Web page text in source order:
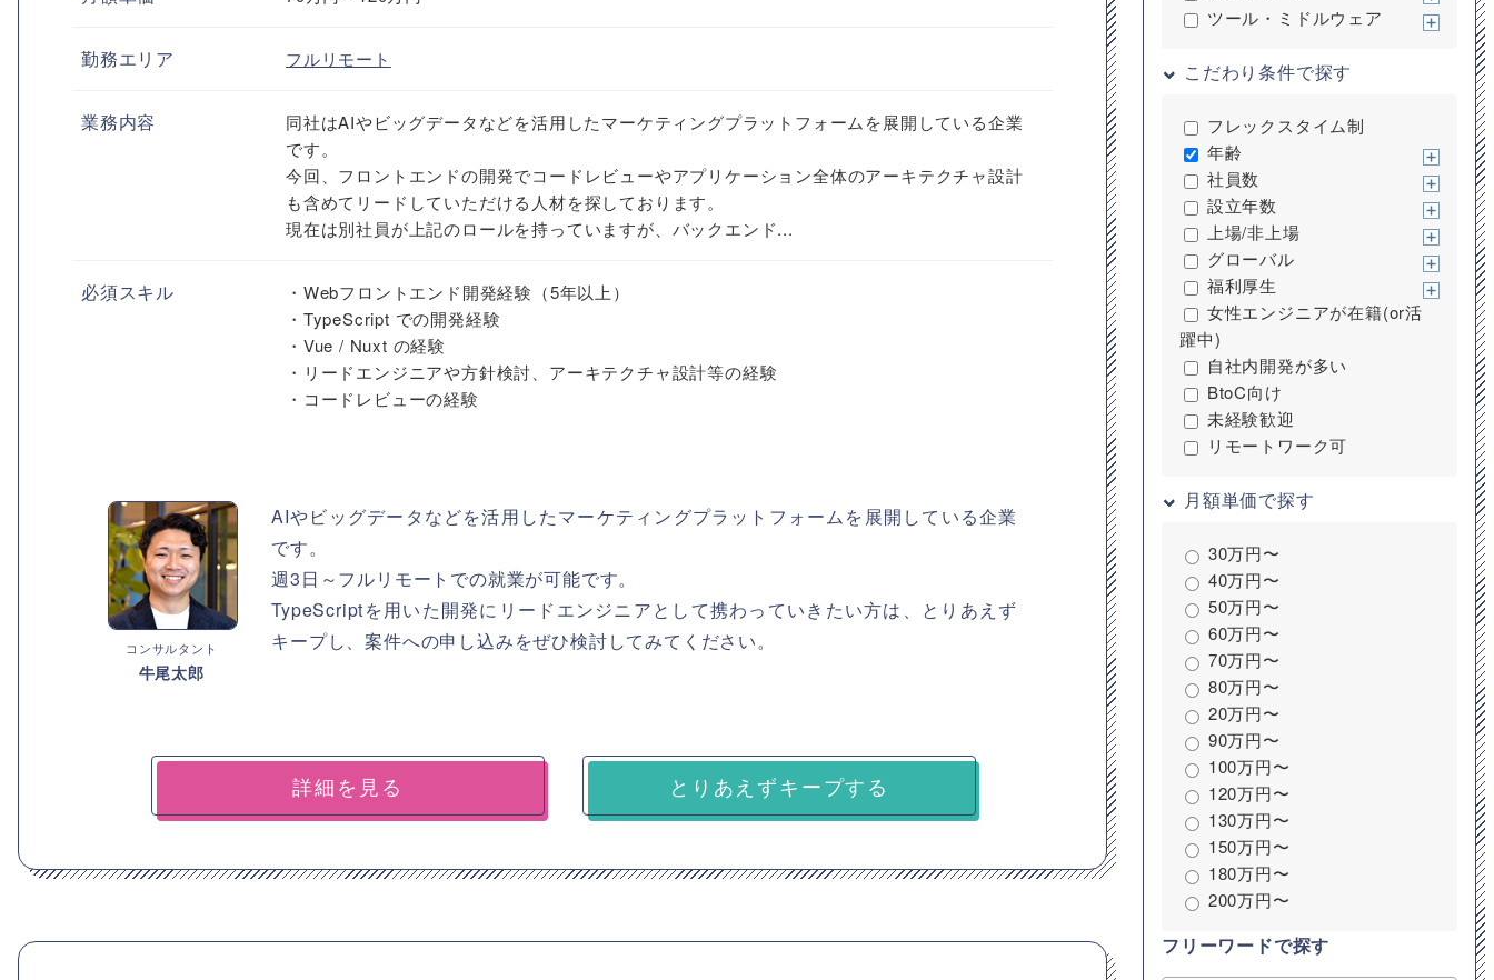
勤務エリア フルリモート
業務内容
同社はAIやビッグデータなどを活用したマーケティングプラットフォームを展開している企業
です。
今回、フロントエンドの開発でコードレビューやアプリケーション全体のアーキテクチャ設計
も含めてリードしていただける人材を探しております。
現在は別社員が上記のロールを持っていますが、バックエンド...
必須スキル
・Webフロントエンド開発経験（5年以上）
・TypeScript での開発経験
・Vue / Nuxt の経験
・リードエンジニアや方針検討、アーキテクチャ設計等の経験
・コードレビューの経験
コンサルタント
牛尾太郎
AIやビッグデータなどを活用したマーケティングプラットフォームを展開している企業
です。
週3日～フルリモートでの就業が可能です。
TypeScriptを用いた開発にリードエンジニアとして携わっていきたい方は、とりあえず
キープし、案件への申し込みをぜひ検討してみてください。
詳細を見る とりあえずキープする
ツール・ミドルウェア
こだわり条件で探す
フレックスタイム制
年齢
社員数
設立年数
上場/非上場
グローバル
福利厚生
女性エンジニアが在籍(or活
躍中)
自社内開発が多い
BtoC向け
未経験歓迎
リモートワーク可
月額単価で探す
30万円〜
40万円〜
50万円〜
60万円〜
70万円〜
80万円〜
20万円〜
90万円〜
100万円〜
120万円〜
130万円〜
150万円〜
180万円〜
200万円〜
フリーワードで探す